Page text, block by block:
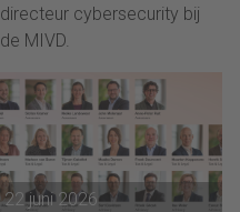
directeur cybersecurity bij
de MIVD.
22 juni 2026